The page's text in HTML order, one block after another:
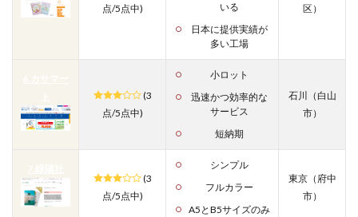
点/5点中)
いる
日本に提供実績が
多い工場
区）
(3
点/5点中)
小ロット
迅速かつ効率的な
サービス
短納期
石川 （ 白山
市）
(3
点/5点中)
シンプル
フルカラー
A5とB5サイズのみ
東京（ 府中
市）